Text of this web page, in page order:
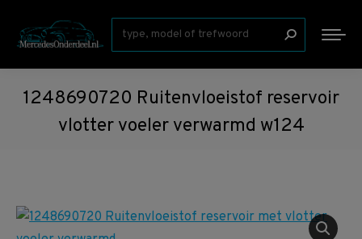
Zoeken:
1248690720 Ruitenvloeistof reservoir
vlotter voeler verwarmd w124